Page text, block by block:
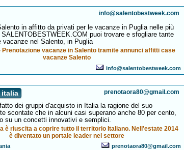
info@salentobestweek.com
in affitto da privati per le vacanze in Puglia nelle più
puoi trovare e sfogliare tante
vacanze nel Salento, in Puglia
Prenotazione vacanze in Salento tramite annunci affitti case
vacanze Salento
info@salentobestweek.com
italia prenotaora80@gmail.com
dei gruppi d'acquisto in Italia la ragione del suo
scontate che in alcuni casi superano anche 80 per cento,
su un concetti innovativi e semplici.
è riuscita a coprire tutto il territorio Italiano. Nell'estate 2014
è diventato un portale leader nel settore
prenotaora80@gmail.com